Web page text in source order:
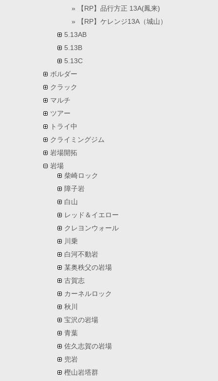
【RP】品行方正 13A(鳳来)
【RP】ケレンジ13A（城山）
5.13AB
5.13B
5.13C
ボルダー
クラック
マルチ
ツアー
トライ中
クライミングジム
岩場開拓
岩場
柴崎ロック
障子岩
白山
レッド＆イエロー
クレヨンウォール
川乗
白河不動岩
某奥秩父の岩場
古賀志
カーネルロック
秋川
宝沢の岩場
青葉
佐久志賀の岩場
兜岩
樫山岩塔群